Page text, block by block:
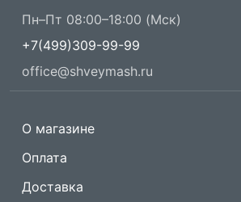
Пн–Пт 08:00–18:00 (Мск)
+7(499)309-99-99
office@shveymash.ru
О магазине
Оплата
Доставка